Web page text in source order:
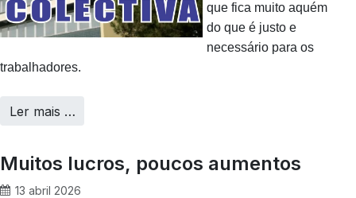
que fica muito aquém
do que é justo e
necessário para os
trabalhadores.
Ler mais …
Muitos lucros, poucos aumentos
13 abril 2026